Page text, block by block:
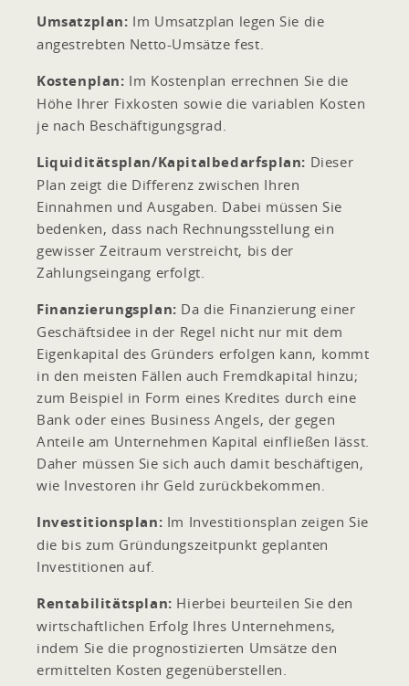
Umsatzplan: Im Umsatzplan legen Sie die
angestrebten Netto-Umsätze fest.
Kostenplan: Im Kostenplan errechnen Sie die
Höhe Ihrer Fixkosten sowie die variablen Kosten
je nach Beschäftigungsgrad.
Liquiditätsplan/Kapitalbedarfsplan: Dieser
Plan zeigt die Differenz zwischen Ihren
Einnahmen und Ausgaben. Dabei müssen Sie
bedenken, dass nach Rechnungsstellung ein
gewisser Zeitraum verstreicht, bis der
Zahlungseingang erfolgt.
Finanzierungsplan: Da die Finanzierung einer
Geschäftsidee in der Regel nicht nur mit dem
Eigenkapital des Gründers erfolgen kann, kommt
in den meisten Fällen auch Fremdkapital hinzu;
zum Beispiel in Form eines Kredites durch eine
Bank oder eines Business Angels, der gegen
Anteile am Unternehmen Kapital einfließen lässt.
Daher müssen Sie sich auch damit beschäftigen,
wie Investoren ihr Geld zurückbekommen.
Investitionsplan: Im Investitionsplan zeigen Sie
die bis zum Gründungszeitpunkt geplanten
Investitionen auf.
Rentabilitätsplan: Hierbei beurteilen Sie den
wirtschaftlichen Erfolg Ihres Unternehmens,
indem Sie die prognostizierten Umsätze den
ermittelten Kosten gegenüberstellen.